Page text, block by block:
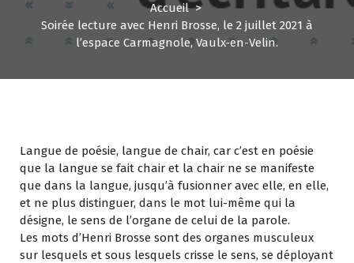
Accueil>
Soirée lecture avec Henri Brosse, le 2 juillet 2021 à
l’espace Carmagnole, Vaulx-en-Velin.
Langue de poésie, langue de chair, car c’est en poésie
que la langue se fait chair et la chair ne se manifeste
que dans la langue, jusqu’à fusionner avec elle, en elle,
et ne plus distinguer, dans le mot lui-même qui la
désigne, le sens de l’organe de celui de la parole.
Les mots d’Henri Brosse sont des organes musculeux
sur lesquels et sous lesquels crisse le sens, se déployant